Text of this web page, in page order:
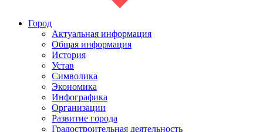
Город
Актуальная информация
Общая информация
История
Устав
Символика
Экономика
Инфографика
Организации
Развитие города
Градостроительная деятельность